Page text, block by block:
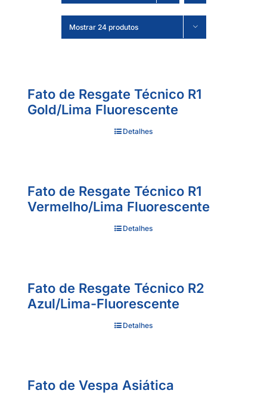
Mostrar 24 produtos
Fato de Resgate Técnico R1
Gold/Lima Fluorescente
Detalhes
Fato de Resgate Técnico R1
Vermelho/Lima Fluorescente
Detalhes
Fato de Resgate Técnico R2
Azul/Lima-Fluorescente
Detalhes
Fato de Vespa Asiática